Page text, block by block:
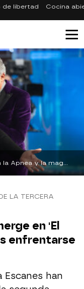
de libertad Cocina
LA TERCERA
en 'El
enfrentarse
han
La hazaña de Florentino Fernández en la Apnea y la magia de Laura Escanes bailando sobre el agua en ‘El Desafío’ | antena3.com